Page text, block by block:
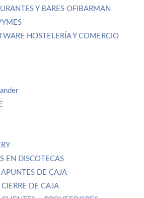
Y BARES OFIBARMAN
HOSTELERÍA Y COMERCIO
EN DISCOTECAS
DE CAJA
DE CAJA